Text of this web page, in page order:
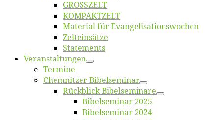
GROSSZELT
KOMPAKTZELT
Ma­te­ri­al für Evangelisationswochen
Zelt­ein­sät­ze
State­ments
Ver­an­stal­tun­gen
Ter­mi­ne
Chemnit­zer Bibelseminar
Rück­blick Bibelseminare
Bi­bel­se­mi­nar 2025
Bi­bel­se­mi­nar 2024